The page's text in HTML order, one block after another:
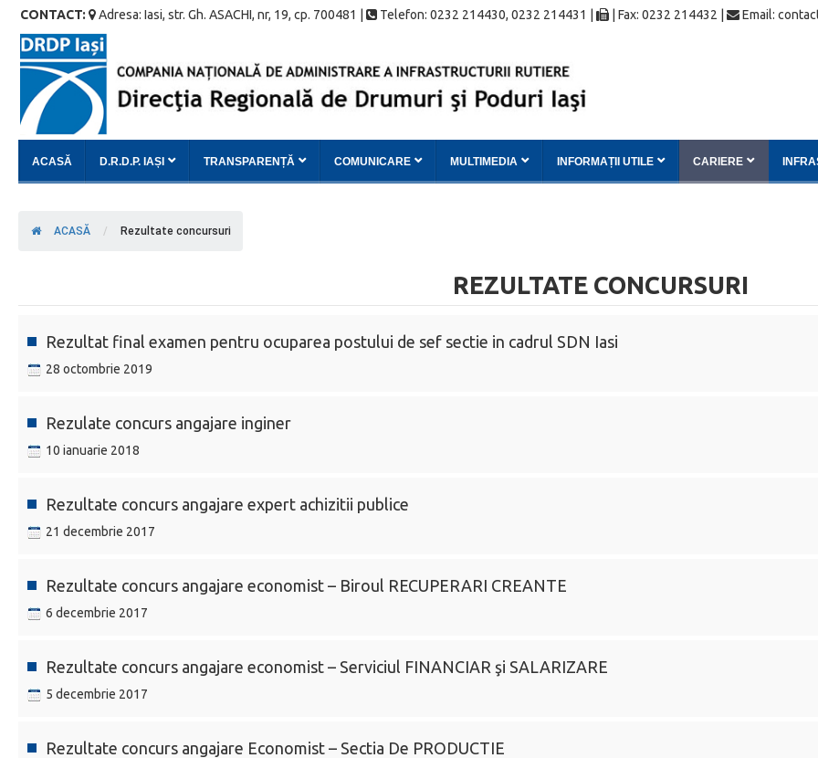
CONTACT: Adresa: Iasi, str. Gh. ASACHI, nr, 19, cp. 700481 | Telefon: 0232 214430, 0232 214431 | | Fax: 0232 214432 | Email:
ACASĂ D.R.D.P. IAȘI TRANSPARENȚĂ COMUNICARE MULTIMEDIA INFORMAȚII UTILE CARIERE
ACASĂ / Rezultate concursuri
REZULTATE CONCURSURI
Rezultat final examen pentru ocuparea postului de sef sectie in cadrul SDN Iasi
28 octombrie 2019
Rezulate concurs angajare inginer
10 ianuarie 2018
Rezultate concurs angajare expert achizitii publice
21 decembrie 2017
Rezultate concurs angajare economist – Biroul RECUPERARI CREANTE
6 decembrie 2017
Rezultate concurs angajare economist – Serviciul FINANCIAR şi SALARIZARE
5 decembrie 2017
Rezultate concurs angajare Economist – Sectia De PRODUCTIE